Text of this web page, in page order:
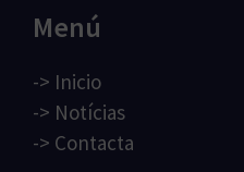
Menú
-> Inicio
-> Notícias
-> Contacta